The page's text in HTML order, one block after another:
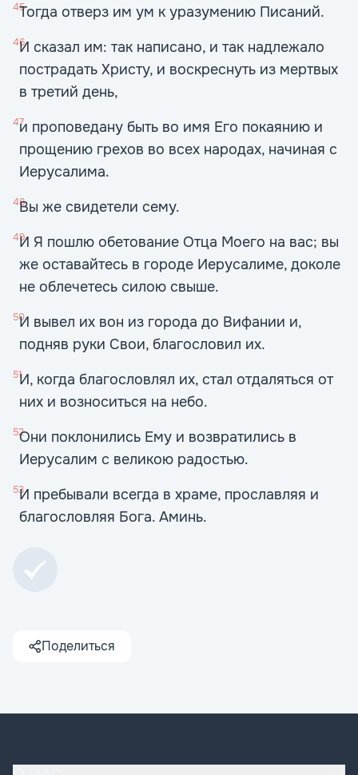
45Тогда отверз им ум к уразумению Писаний.
46И сказал им: так написано, и так надлежало
пострадать Христу, и воскреснуть из мертвых
в третий день,
47и проповедану быть во имя Его покаянию и
прощению грехов во всех народах, начиная с
Иерусалима.
48Вы же свидетели сему.
49И Я пошлю обетование Отца Моего на вас; вы
же оставайтесь в городе Иерусалиме, доколе
не облечетесь силою свыше.
50И вывел их вон из города до Вифании и,
подняв руки Свои, благословил их.
51И, когда благословлял их, стал отдаляться от
них и возноситься на небо.
52Они поклонились Ему и возвратились в
Иерусалим с великою радостью.
53И пребывали всегда в храме, прославляя и
благословляя Бога. Аминь.
Поделиться